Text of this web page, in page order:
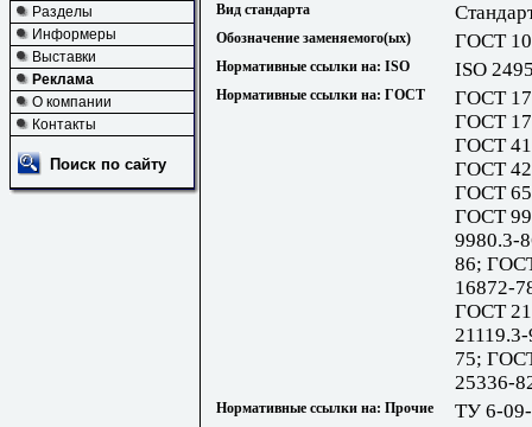
Разделы
Информеры
Выставки
Реклама
О компании
Контакты
Поиск по сайту
Вид стандарта
Обозначение заменяемого(ых) ГОСТ
Нормативные ссылки на: ISO ISO
Нормативные ссылки на: ГОСТ
ГОСТ
ГОСТ
ГОСТ
ГОСТ
ГОСТ
ГОСТ
9980.3-
86;
16872-
ГОСТ
75;
25336-
Нормативные ссылки на: Прочие ТУ 6-